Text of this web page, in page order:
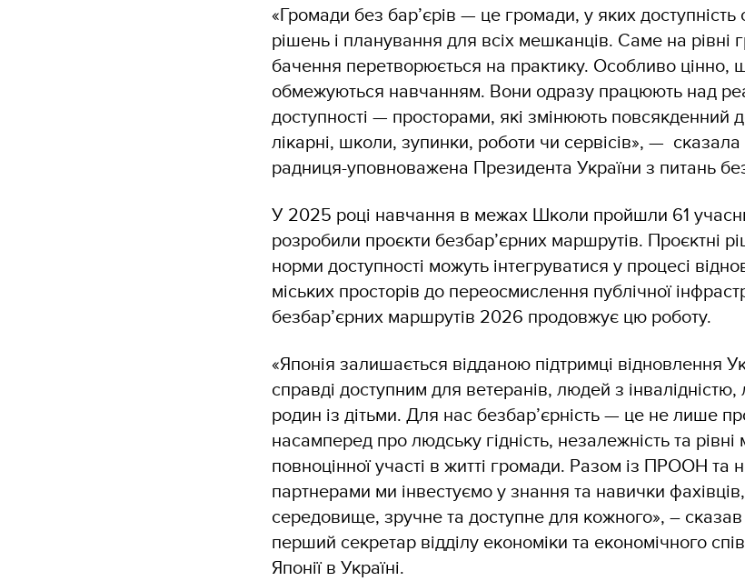
«Громади без бар’єрів — це громади, у яких
рішень і планування для всіх мешканців. Саме на рівні
бачення перетворюється на практику. Особливо цінно,
обмежуються навчанням. Вони одразу працюють над
доступності — просторами, які змінюють повсякденний
лікарні, школи, зупинки, роботи чи сервісів», —
радниця-уповноважена Президента України з питань
У 2025 році навчання в межах Школи пройшли 61
розробили проєкти безбар’єрних маршрутів. Проєктні
норми доступності можуть інтегруватися у процесі
міських просторів до переосмислення публічної
безбар’єрних маршрутів 2026 продовжує цю роботу.
«Японія залишається відданою підтримці відновлення
справді доступним для ветеранів, людей з
родин із дітьми. Для нас безбар’єрність — це не лише
насамперед про людську гідність, незалежність та
повноцінної участі в житті громади. Разом із ПРООН та
партнерами ми інвестуємо у знання та навички
середовище, зручне та доступне для кожного», –
перший секретар відділу економіки та економічного
Японії в Україні.